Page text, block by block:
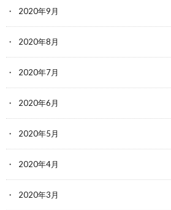
2020年9月
2020年8月
2020年7月
2020年6月
2020年5月
2020年4月
2020年3月